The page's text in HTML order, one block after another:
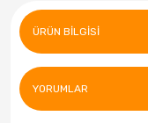
ÜRÜN BILGISI
YORUMLAR